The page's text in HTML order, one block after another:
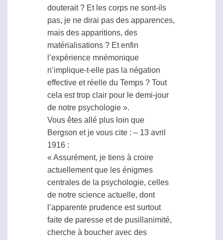
douterait ? Et les corps ne sont-ils
pas, je ne dirai pas des apparences,
mais des apparitions, des
matérialisations ? Et enfin
l’expérience mnémonique
n’implique-t-elle pas la négation
effective et réelle du Temps ? Tout
cela est trop clair pour le demi-jour
de notre psychologie ».
Vous êtes allé plus loin que
Bergson et je vous cite : – 13 avril
1916 :
« Assurément, je tiens à croire
actuellement que les énigmes
centrales de la psychologie, celles
de notre science actuelle, dont
l’apparente prudence est surtout
faite de paresse et de pusillanimité,
cherche à boucher avec des